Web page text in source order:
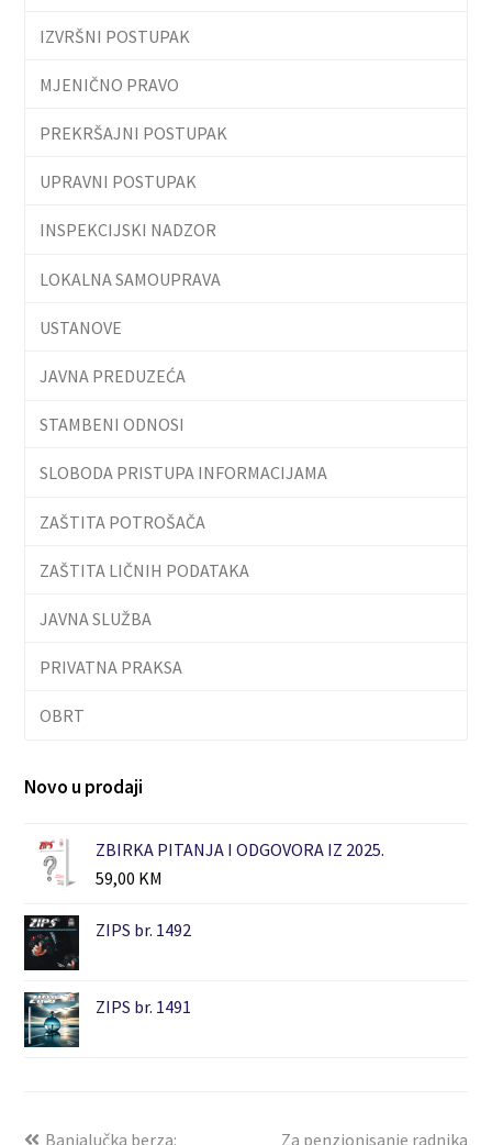
IZVRŠNI POSTUPAK
MJENIČNO PRAVO
PREKRŠAJNI POSTUPAK
UPRAVNI POSTUPAK
INSPEKCIJSKI NADZOR
LOKALNA SAMOUPRAVA
USTANOVE
JAVNA PREDUZEĆA
STAMBENI ODNOSI
SLOBODA PRISTUPA INFORMACIJAMA
ZAŠTITA POTROŠAČA
ZAŠTITA LIČNIH PODATAKA
JAVNA SLUŽBA
PRIVATNA PRAKSA
OBRT
Novo u prodaji
ZBIRKA PITANJA I ODGOVORA IZ 2025.
59,00 KM
ZIPS br. 1492
ZIPS br. 1491
Banjalučka berza:
Za penzionisanje radnika